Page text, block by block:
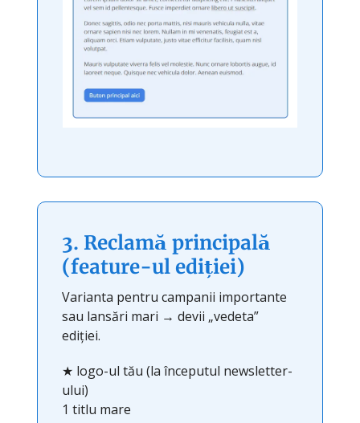
3. Reclamă principală
(feature-ul ediției)
Varianta pentru campanii importante
sau lansări mari → devii „vedeta”
ediției.
★ logo-ul tău (la începutul newsletter-
ului)
1 titlu mare